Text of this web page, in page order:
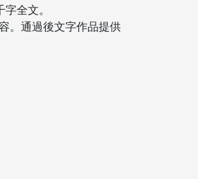
全文。
。通過後文字作品提供